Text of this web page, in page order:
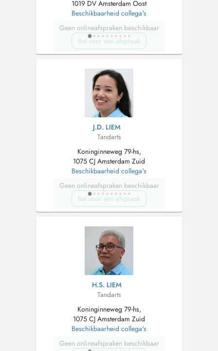
1019 DV Amsterdam Oost
Beschikbaarheid collega's
Geen onlineafspraken beschikbaar
Bel voor een afspraak
J.D. LIEM
Tandarts
Koninginneweg 79-hs,
1075 CJ Amsterdam Zuid
Beschikbaarheid collega's
Geen onlineafspraken beschikbaar
Bel voor een afspraak
H.S. LIEM
Tandarts
Koninginneweg 79-hs,
1075 CJ Amsterdam Zuid
Beschikbaarheid collega's
Geen onlineafspraken beschikbaar